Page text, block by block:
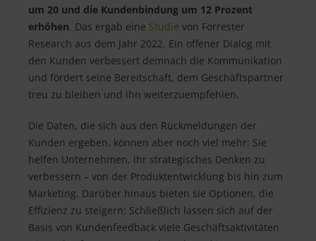
um 20 und die Kundenbindung um 12 Prozent
erhöhen. Das ergab eine Studie von Forrester
Research aus dem Jahr 2022. Ein offener Dialog mit
den Kunden verbessert demnach die Kommunikation
und fördert seine Bereitschaft, dem Geschäftspartner
treu zu bleiben und ihn weiterzuempfehlen.
Die Daten, die sich aus den Rückmeldungen der
Kunden ergeben, können aber noch viel mehr: Sie
helfen Unternehmen, ihr strategisches Denken zu
verbessern – von der Produktentwicklung bis hin zum
Marketing. Darüber hinaus bieten sie Optionen, die
Effizienz zu steigern: Schließlich lassen sich auf der
Basis von Kundenfeedback viele Geschäftsaktivitäten